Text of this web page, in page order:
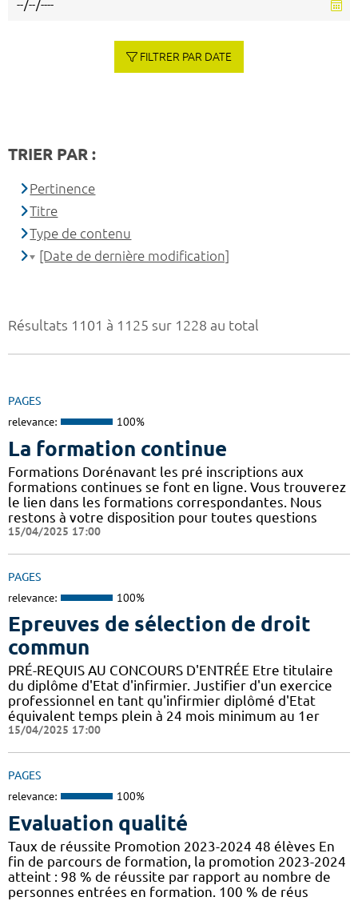
Résultats 1101 à 1125 sur 1228 au total
PAGES
relevance: 100%
La formation continue
Formations Dorénavant les pré inscriptions aux
formations continues se font en ligne. Vous trouverez
le lien dans les formations correspondantes. Nous
restons à votre disposition pour toutes questions
15/04/2025 17:00
PAGES
relevance: 100%
Epreuves de sélection de droit
commun
PRÉ-REQUIS AU CONCOURS D'ENTRÉE Etre titulaire
du diplôme d'Etat d'infirmier. Justifier d'un exercice
professionnel en tant qu'infirmier diplômé d'Etat
équivalent temps plein à 24 mois minimum au 1er
15/04/2025 17:00
PAGES
relevance: 100%
Evaluation qualité
Taux de réussite Promotion 2023-2024 48 élèves En
fin de parcours de formation, la promotion 2023-2024
atteint : 98 % de réussite par rapport au nombre de
personnes entrées en formation. 100 % de réus
FILTRER PAR DATE
TRIER PAR :
Pertinence
Titre
Type de contenu
[Date de dernière modification]